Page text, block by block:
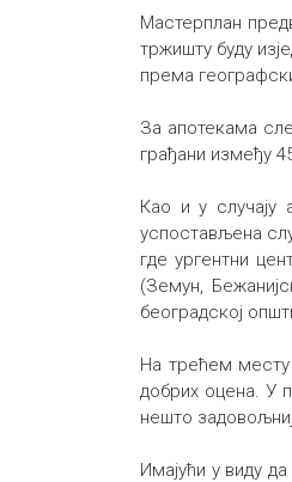
Мастерплан
тржишту буду
према
За апотекама
грађани између
Као и у случају
успостављена
где ургентни
(Земун,
београдској
На трећем месту
добрих оцена. У
нешто
Имајући у виду